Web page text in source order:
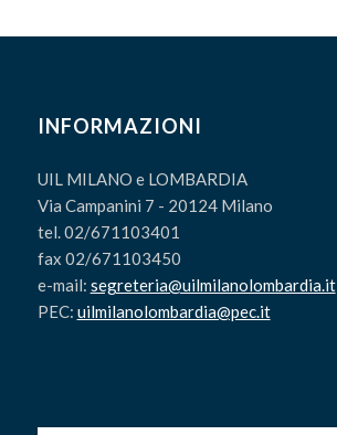
INFORMAZIONI
UIL MILANO e LOMBARDIA
Via Campanini 7 - 20124 Milano
tel. 02/671103401
fax 02/671103450
e-mail: segreteria@uilmilanolombardia.it
PEC: uilmilanolombardia@pec.it